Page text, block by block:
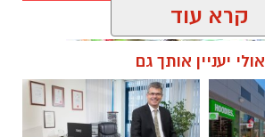
קרא עוד
אולי יעניין אותך גם